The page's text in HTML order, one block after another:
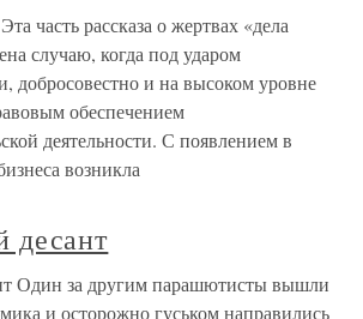
часть рассказа о жертвах «дела
случаю, когда под ударом
добросовестно и на высоком уровне
обеспечением
деятельности. С появлением в
возникла
десант
Один за другим парашютисты вышли
и осторожно гуськом направились